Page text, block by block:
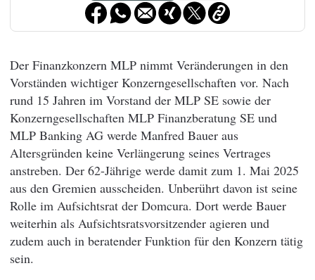
Der Finanzkonzern MLP nimmt Veränderungen in den
Vorständen wichtiger Konzerngesellschaften vor. Nach
rund 15 Jahren im Vorstand der MLP SE sowie der
Konzerngesellschaften MLP Finanzberatung SE und
MLP Banking AG werde Manfred Bauer aus
Altersgründen keine Verlängerung seines Vertrages
anstreben. Der 62-Jährige werde damit zum 1. Mai 2025
aus den Gremien ausscheiden. Unberührt davon ist seine
Rolle im Aufsichtsrat der Domcura. Dort werde Bauer
weiterhin als Aufsichtsratsvorsitzender agieren und
zudem auch in beratender Funktion für den Konzern tätig
sein.